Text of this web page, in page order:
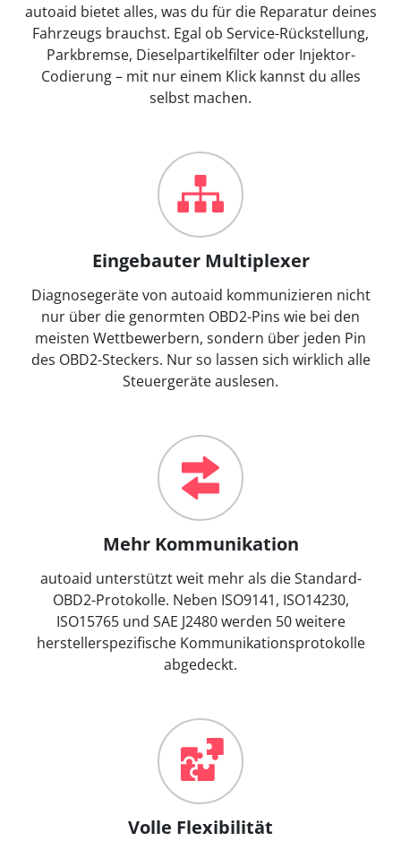
autoaid bietet alles, was du für die Reparatur deines
Fahrzeugs brauchst. Egal ob Service-Rückstellung,
Parkbremse, Dieselpartikelfilter oder Injektor-
Codierung – mit nur einem Klick kannst du alles
selbst machen.
Eingebauter Multiplexer
Diagnosegeräte von autoaid kommunizieren nicht
nur über die genormten OBD2-Pins wie bei den
meisten Wettbewerbern, sondern über jeden Pin
des OBD2-Steckers. Nur so lassen sich wirklich alle
Steuergeräte auslesen.
Mehr Kommunikation
autoaid unterstützt weit mehr als die Standard-
OBD2-Protokolle. Neben ISO9141, ISO14230,
ISO15765 und SAE J2480 werden 50 weitere
herstellerspezifische Kommunikationsprotokolle
abgedeckt.
Volle Flexibilität